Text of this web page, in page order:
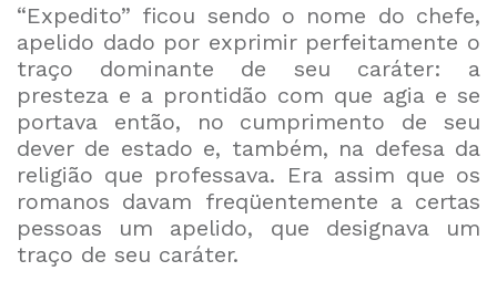
“Expedito” ficou sendo o nome do chefe,
apelido dado por exprimir perfeitamente o
traço dominante de seu caráter: a
presteza e a prontidão com que agia e se
portava então, no cumprimento de seu
dever de estado e, também, na defesa da
religião que professava. Era assim que os
romanos davam freqüentemente a certas
pessoas um apelido, que designava um
traço de seu caráter.